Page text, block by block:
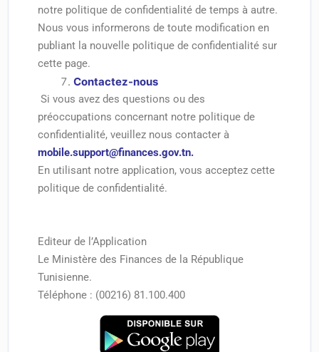
notre politique de confidentialité de temps à autre.
Nous vous informerons de toute modification en
publiant la nouvelle politique de confidentialité sur
cette page.
Contactez-nous
Si vous avez des questions ou des
préoccupations concernant notre politique de
confidentialité, veuillez nous contacter à
mobile.support@finances.gov.tn.
En utilisant notre application, vous acceptez cette
politique de confidentialité.
Editeur de l’Application
Le Ministère des Finances de la République
Tunisienne.
Téléphone : (00216) 81.100.400